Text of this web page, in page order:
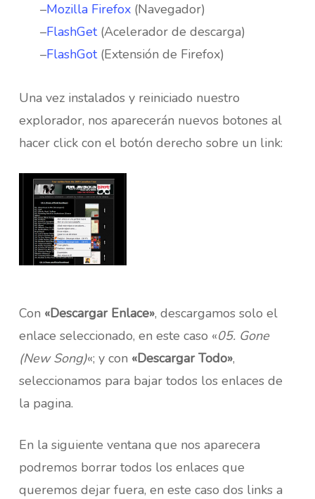
–Mozilla Firefox(Navegador)
–FlashGet(Acelerador de descarga)
–FlashGot(Extensión de Firefox)
Una vez instalados y reiniciado nuestro
explorador, nos aparecerán nuevos botones al
hacer click con el botón derecho sobre un link:
Con «Descargar Enlace», descargamos solo el
enlace seleccionado, en este caso «05. Gone
(New Song)«; y con «Descargar Todo»,
seleccionamos para bajar todos los enlaces de
la pagina.
En la siguiente ventana que nos aparecera
podremos borrar todos los enlaces que
queremos dejar fuera, en este caso dos links a